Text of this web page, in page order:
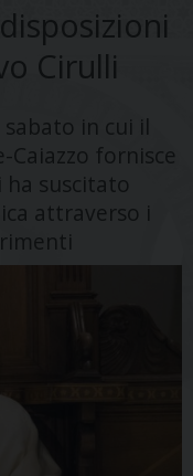
Cirulli
in cui il
Caiazzo fornisce
suscitato
attraverso i